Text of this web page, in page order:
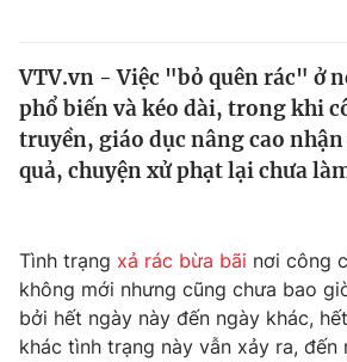
Thế giới
Tin tức
Câu chuyện quốc tế
Kinh tế
Thị trường
Góc doanh nghiệp
Dữ liệu và đời sống
Truyền hình
VTV.vn - Việc "bỏ quên rác" ở
phổ biến và kéo dài, trong khi
truyền, giáo dục nâng cao
quả, chuyện xử phạt lại chưa
Tình trạng xả rác bừa bãi nơi công
không mới nhưng cũng chưa bao
bởi hết ngày này đến ngày khác,
khác tình trạng này vẫn xảy ra, đến